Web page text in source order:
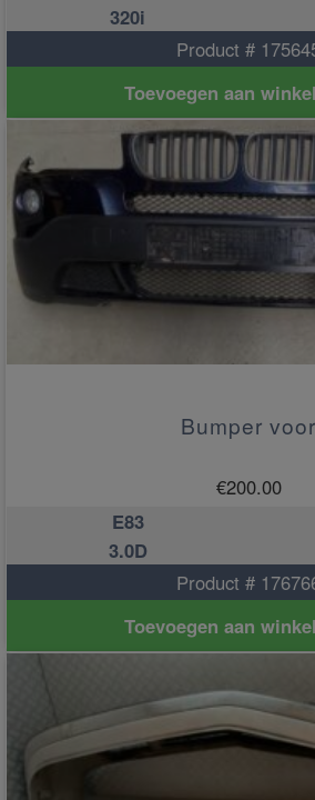
320i
Product #
Toevoegen aan
Bumper voor
€200.00
E83
3.0D
Product #
Toevoegen aan